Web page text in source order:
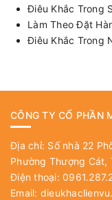
Điêu Khắc Trong
Làm Theo Đặt
Điêu Khắc Trong
CÔNG TY CỔ PHẦN
Địa chỉ: Số nhà 22
Phường Thượng Cát,
Điện thoại:
Email: